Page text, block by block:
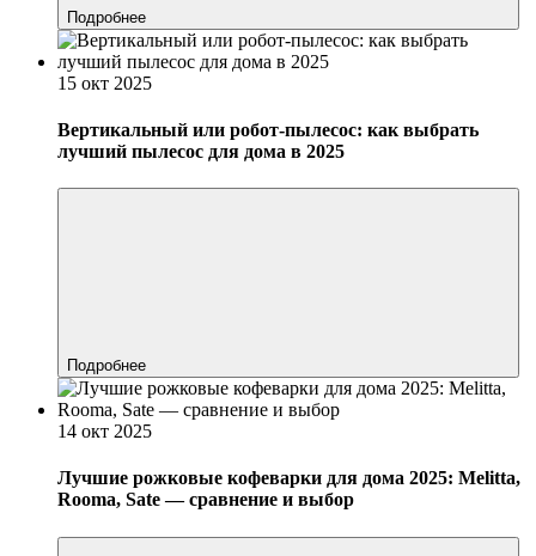
Подробнее
15 окт 2025
Вертикальный или робот-пылесос: как выбрать
лучший пылесос для дома в 2025
Подробнее
14 окт 2025
Лучшие рожковые кофеварки для дома 2025: Melitta,
Rooma, Sate — сравнение и выбор